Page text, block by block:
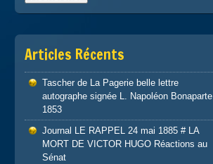
Articles Récents
Tascher de La Pagerie belle lettre
autographe signée L. Napoléon Bonaparte
1853
Journal LE RAPPEL 24 mai 1885 # LA
MORT DE VICTOR HUGO Réactions au
Sénat